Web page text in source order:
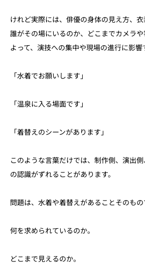
けれど実際には、俳優の身体の見え方、衣
誰がその場にいるのか、どこまでカメラ
よって、演技への集中や現場の進行に影響
「水着でお願いします」
「温泉に入る場面です」
「着替えのシーンがあります」
このような言葉だけでは、制作側、演出
の認識がずれることがあります。
問題は、水着や着替えがあることそのもの
何を求められているのか。
どこまで見えるのか。